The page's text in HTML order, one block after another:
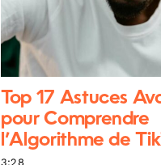
Top 17 Astuces
pour Comprendre
l’Algorithme de
3:28